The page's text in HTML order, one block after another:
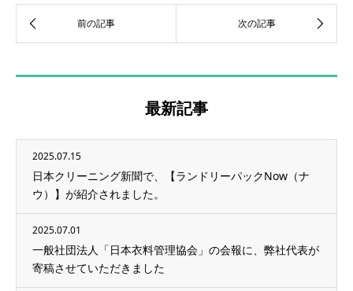
最新記事
2025.07.15
日本クリーニング新聞で、【ランドリーパックNow（ナ
ウ）】が紹介されました。
2025.07.01
一般社団法人「日本衣料管理協会」の会報に、弊社代表が
寄稿させていただきました